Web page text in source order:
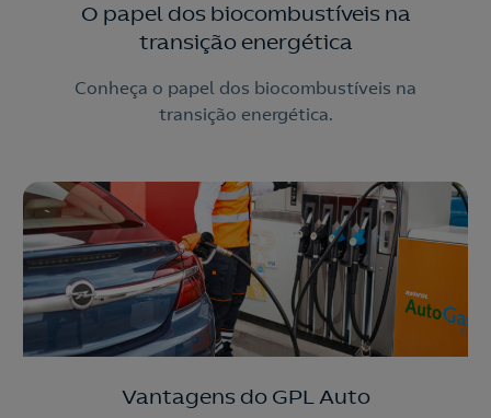
O papel dos biocombustíveis na
transição energética
Conheça o papel dos biocombustíveis na
transição energética.
Vantagens do GPL Auto